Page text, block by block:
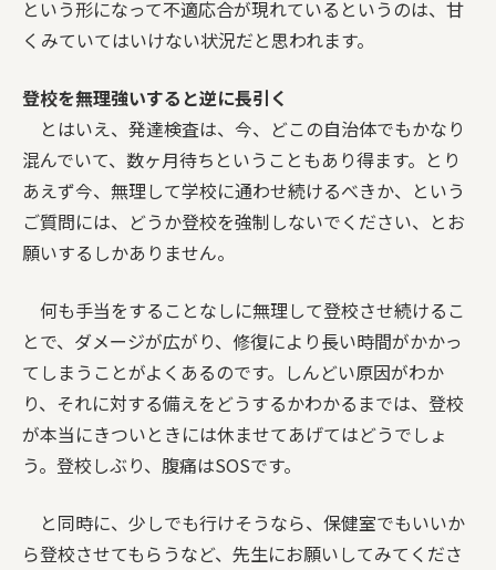
という形になって不適応合が現れているというのは、甘
くみていてはいけない状況だと思われます。
登校を無理強いすると逆に長引く
とはいえ、発達検査は、今、どこの自治体でもかなり
混んでいて、数ヶ月待ちということもあり得ます。とり
あえず今、無理して学校に通わせ続けるべきか、という
ご質問には、どうか登校を強制しないでください、とお
願いするしかありません。
何も手当をすることなしに無理して登校させ続けるこ
とで、ダメージが広がり、修復により長い時間がかかっ
てしまうことがよくあるのです。しんどい原因がわか
り、それに対する備えをどうするかわかるまでは、登校
が本当にきついときには休ませてあげてはどうでしょ
う。登校しぶり、腹痛はSOSです。
と同時に、少しでも行けそうなら、保健室でもいいか
ら登校させてもらうなど、先生にお願いしてみてくださ